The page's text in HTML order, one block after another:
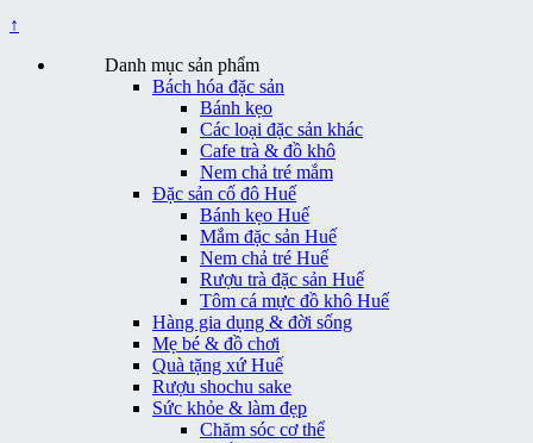
↑
Danh mục sản phẩm
Bách hóa đặc sản
Bánh kẹo
Các loại đặc sản khác
Cafe trà & đồ khô
Nem chả tré mắm
Đặc sản cố đô Huế
Bánh kẹo Huế
Mắm đặc sản Huế
Nem chả tré Huế
Rượu trà đặc sản Huế
Tôm cá mực đồ khô Huế
Hàng gia dụng & đời sống
Mẹ bé & đồ chơi
Quà tặng xứ Huế
Rượu shochu sake
Sức khỏe & làm đẹp
Chăm sóc cơ thể